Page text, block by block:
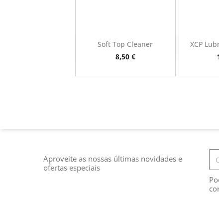
Soft Top Cleaner
Preço
8,50 €
Vista rápida
XCP
Aproveite as nossas últimas novidades e
ofertas especiais